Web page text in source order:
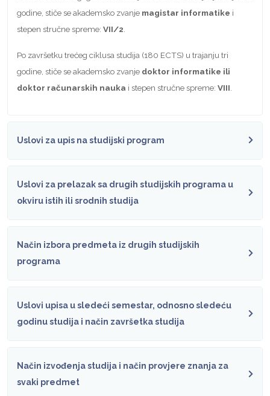
godine, stiče se akademsko zvanje magistar informatike i
stepen stručne spreme: VII/2
Po završetku trećeg ciklusa studija (180 ECTS) u trajanju tri
godine, stiče se akademsko zvanje doktor informatike ili
doktor računarskih nauka i stepen stručne spreme: VIII
Uslovi za upis na studijski program
Uslovi za prelazak sa drugih studijskih programa u
okviru istih ili srodnih studija
Način izbora predmeta iz drugih studijskih
programa
Uslovi upisa u sledeći semestar, odnosno sledeću
godinu studija i način završetka studija
Način izvođenja studija i način provjere znanja za
svaki predmet